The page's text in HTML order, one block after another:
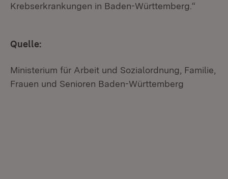
Krebserkrankungen in Baden-Württemberg.“
Quelle:
Ministerium für Arbeit und Sozialordnung, Familie,
Frauen und Senioren Baden-Württemberg